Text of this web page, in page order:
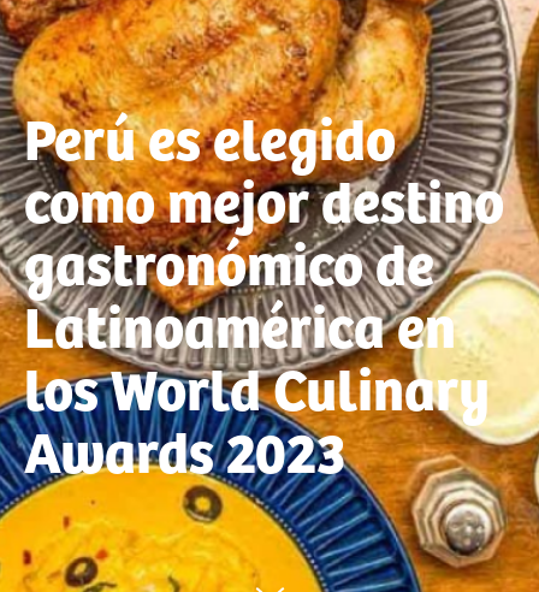
Perú es elegido
como mejor destino
gastronómico de
Latinoamérica en
los World Culinary
Awards 2023